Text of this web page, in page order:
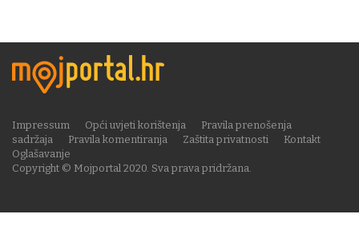
Copyright © Mojportal 2020. Sva prava pridržana.
Impressum Opći uvjeti korištenja
Pravila prenošenja
sadržaja
Pravila komentiranja Zaštita privatnosti
Kontakt
Oglašavanje